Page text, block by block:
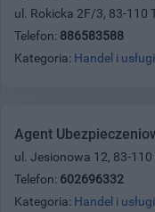
ul. Rokicka 2F/3, 83-110
Telefon: 886583588
Kategoria: Handel i usługi
Agent
ul. Jesionowa 12, 83-110
Telefon: 602696332
Kategoria: Handel i usługi